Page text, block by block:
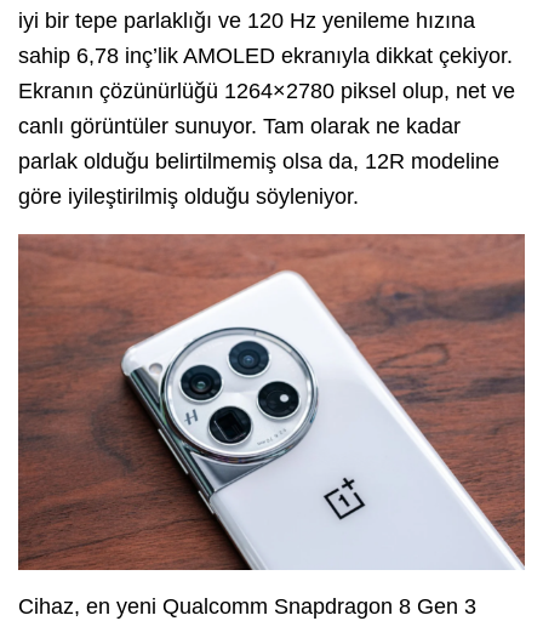
iyi bir tepe parlaklığı ve 120 Hz yenileme hızına
sahip 6,78 inç’lik AMOLED ekranıyla dikkat çekiyor.
Ekranın çözünürlüğü 1264×2780 piksel olup, net ve
canlı görüntüler sunuyor. Tam olarak ne kadar
parlak olduğu belirtilmemiş olsa da, 12R modeline
göre iyileştirilmiş olduğu söyleniyor.
Cihaz, en yeni Qualcomm Snapdragon 8 Gen 3